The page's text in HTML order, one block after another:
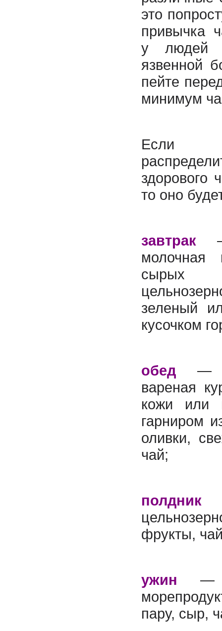
это
привычка
у людей
язвенной
пейте
минимум
Если
здорового
то оно
завтрак —
зеленый
кусочком
обед —
вареная
кожи или
гарниром
оливки,
чай;
фрукты,
ужин—
пару, сыр,